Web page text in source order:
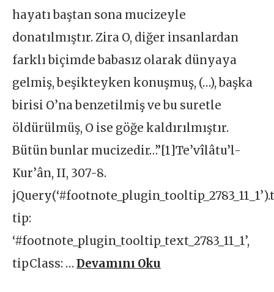
hayatı baştan sona mucizeyle
donatılmıştır. Zira O, diğer insanlardan
farklı biçimde babasız olarak dünyaya
gelmiş, beşikteyken konuşmuş, (…), başka
birisi O’na benzetilmiş ve bu suretle
öldürülmüş, O ise göğe kaldırılmıştır.
Bütün bunlar mucizedir…”[1]Te’vîlâtu’l-
Kur’ân, II, 307-8.
tip:
‘#footnote_plugin_tooltip_text_2783_11_1’,
tipClass: …Devamını Oku